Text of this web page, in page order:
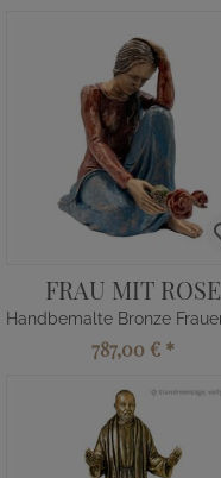
FRAU MIT ROSE
787,00 € *